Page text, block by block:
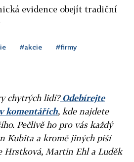
evidence obejít tradiční
#akcie #firmy
chytrých lidí?Odebírejte
komentářích, kde najdete
Pečlivě ho pro vás každý
Kubita a kromě jiných píší
Hrstková, Martin Ehl a Luděk